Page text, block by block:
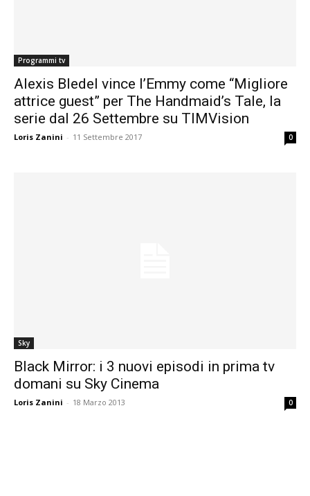
Programmi tv
Alexis Bledel vince l’Emmy come “Migliore
attrice guest” per The Handmaid’s Tale, la
serie dal 26 Settembre su TIMVision
Loris Zanini - 11 Settembre 2017 0
Sky
Black Mirror: i 3 nuovi episodi in prima tv
domani su Sky Cinema
Loris Zanini - 18 Marzo 2013 0